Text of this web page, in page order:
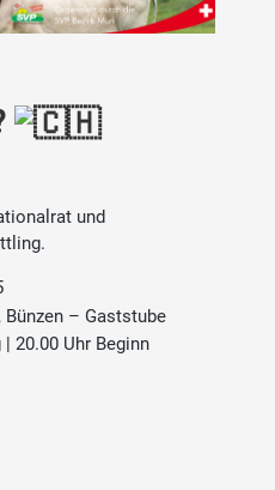
und
– Gaststube
20.00 Uhr Beginn